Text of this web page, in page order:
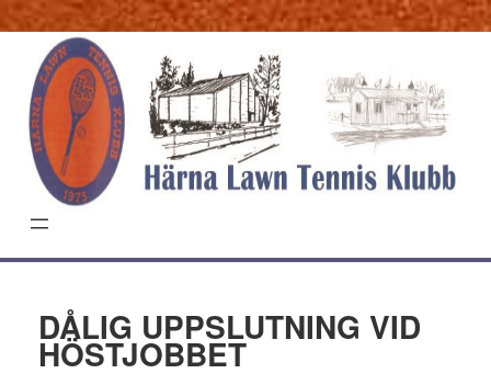
Hoppa
till
DÅLIG UPPSLUTNING VID
HÖSTJOBBET